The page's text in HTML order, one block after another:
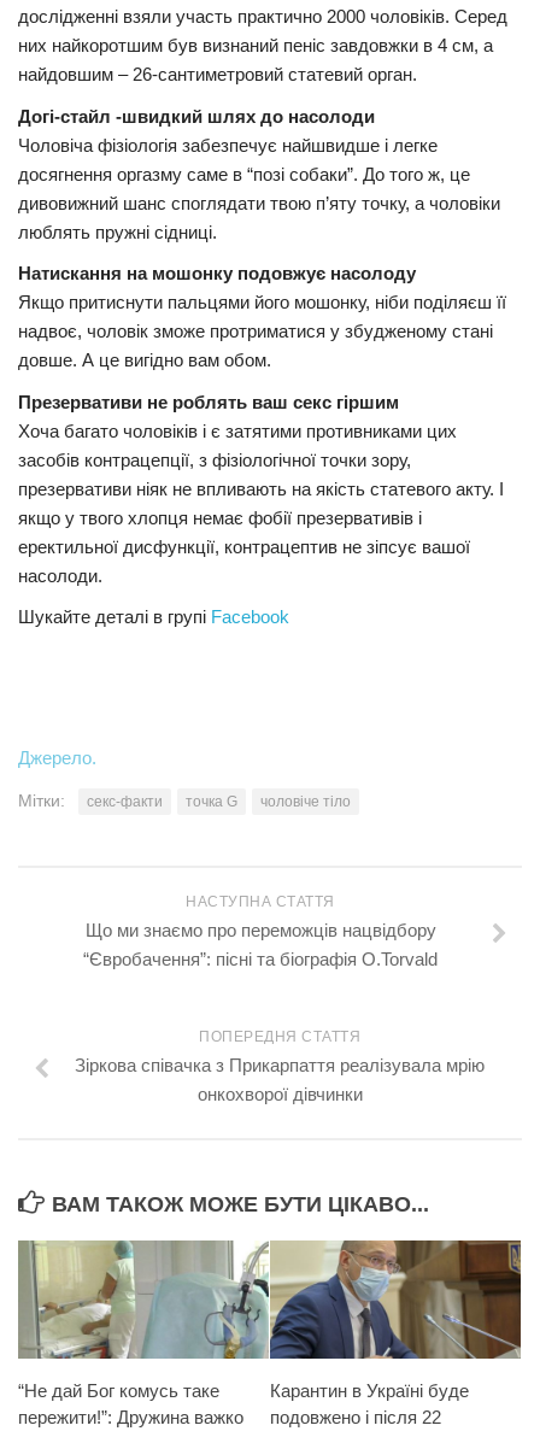
дослідженні взяли участь практично 2000 чоловіків. Серед
них найкоротшим був визнаний пеніс завдовжки в 4 см, а
найдовшим – 26-сантиметровий статевий орган.
Догі-стайл -швидкий шлях до насолоди
Чоловіча фізіологія забезпечує найшвидше і легке
досягнення оргазму саме в “позі собаки”. До того ж, це
дивовижний шанс споглядати твою п’яту точку, а чоловіки
люблять пружні сідниці.
Натискання на мошонку подовжує насолоду
Якщо притиснути пальцями його мошонку, ніби поділяєш її
надвоє, чоловік зможе протриматися у збудженому стані
довше. А це вигідно вам обом.
Презервативи не роблять ваш секс гіршим
Хоча багато чоловіків і є затятими противниками цих
засобів контрацепції, з фізіологічної точки зору,
презервативи ніяк не впливають на якість статевого акту. І
якщо у твого хлопця немає фобії презервативів і
еректильної дисфункції, контрацептив не зіпсує вашої
насолоди.
Шукайте деталі в групі Facebook
Джерело.
Мітки: секс-факти точка G чоловіче тіло
НАСТУПНА СТАТТЯ
Що ми знаємо про переможців нацвідбору
“Євробачення”: пісні та біографія O.Torvald
ПОПЕРЕДНЯ СТАТТЯ
Зіркова співачка з Прикарпаття реалізувала мрію
онкохворої дівчинки
ВАМ ТАКОЖ МОЖЕ БУТИ ЦІКАВО...
“Не дай Бог комусь таке
пережити!”: Дружина важко
Карантин в Україні буде
подовжено і після 22